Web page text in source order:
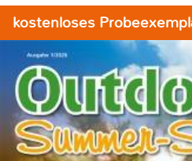
kostenloses